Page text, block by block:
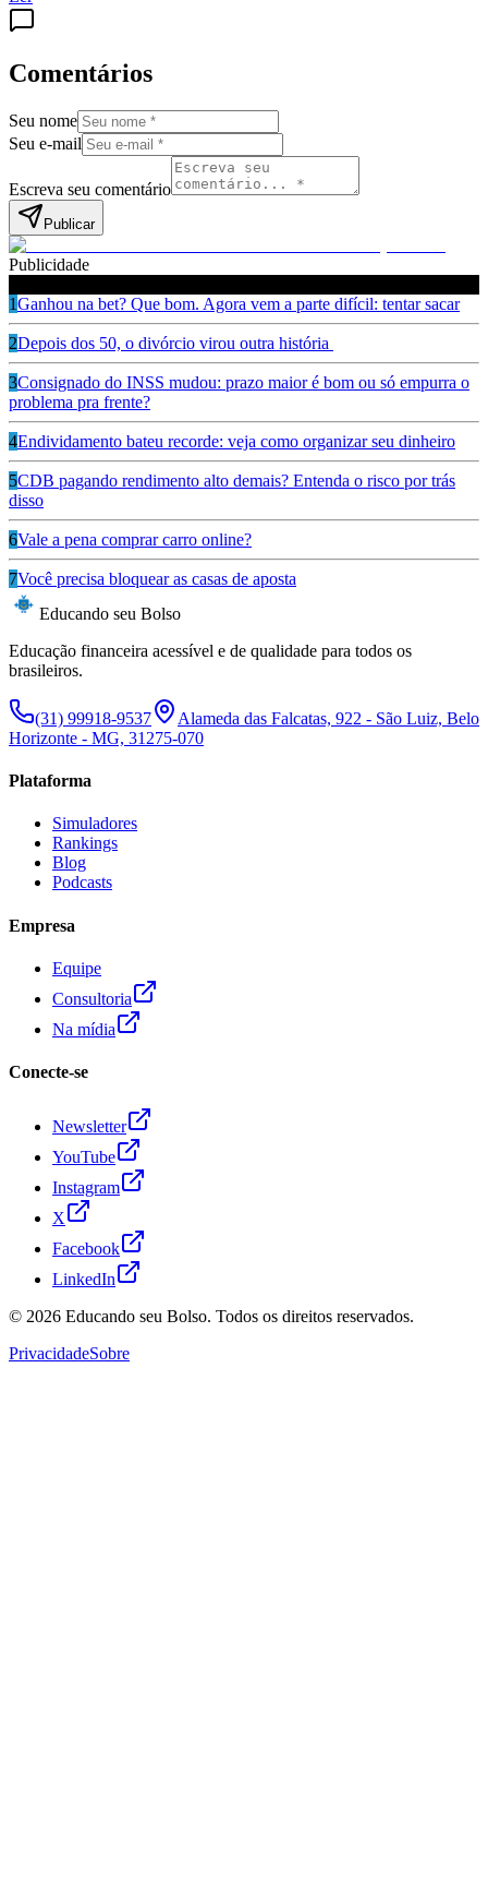
Comentários
Seu nome
Seu e-mail
Escreva seu comentário
Publicar
Publicidade
1Ganhou na bet? Que bom. Agora vem a parte difícil: tentar sacar
2Depois dos 50, o divórcio virou outra história
3Consignado do INSS mudou: prazo maior é bom ou só empurra o
problema pra frente?
4Endividamento bateu recorde: veja como organizar seu dinheiro
5CDB pagando rendimento alto demais? Entenda o risco por trás
disso
6Vale a pena comprar carro online?
7Você precisa bloquear as casas de aposta
Educando seu Bolso
Educação financeira acessível e de qualidade para todos os
brasileiros.
(31) 99918-9537
Alameda das Falcatas, 922 - São Luiz, Belo
Horizonte - MG, 31275-070
Plataforma
Simuladores
Rankings
Blog
Podcasts
Empresa
Equipe
Consultoria
Na mídia
Conecte-se
Newsletter
YouTube
Instagram
X
Facebook
LinkedIn
© 2026 Educando seu Bolso. Todos os direitos reservados.
PrivacidadeSobre